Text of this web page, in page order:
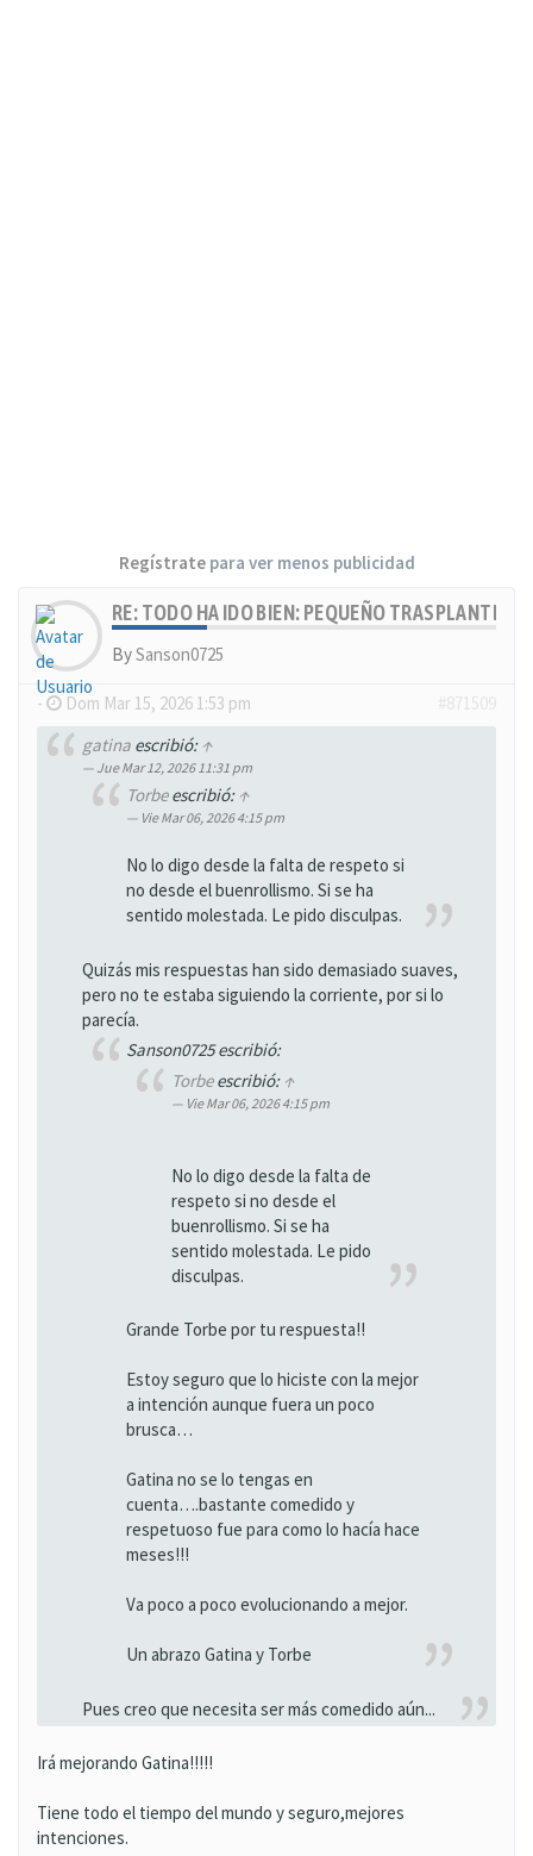
Regístratepara ver menos publicidad
RE: TODO HA IDO BIEN: PEQUEÑO TRASPLANTE,
BySanson0725
- Dom Mar 15, 2026 1:53 pm
gatinaescribió: ↑
Jue Mar 12, 2026 11:31 pm
Torbeescribió: ↑
Vie Mar 06, 2026 4:15 pm
No lo digo desde la falta de respeto si
no desde el buenrollismo. Si se ha
sentido molestada. Le pido disculpas.
Quizás mis respuestas han sido demasiado suaves,
pero no te estaba siguiendo la corriente, por si lo
parecía.
Sanson0725 escribió:
Torbeescribió: ↑
Vie Mar 06, 2026 4:15 pm
No lo digo desde la falta de
respeto si no desde el
buenrollismo. Si se ha
sentido molestada. Le pido
disculpas.
Grande Torbe por tu respuesta!!
Estoy seguro que lo hiciste con la mejor
a intención aunque fuera un poco
brusca…
Gatina no se lo tengas en
cuenta….bastante comedido y
respetuoso fue para como lo hacía hace
meses!!!
Va poco a poco evolucionando a mejor.
Un abrazo Gatina y Torbe
Pues creo que necesita ser más comedido aún...
Irá mejorando Gatina!!!!!
Tiene todo el tiempo del mundo y seguro,mejores
intenciones.